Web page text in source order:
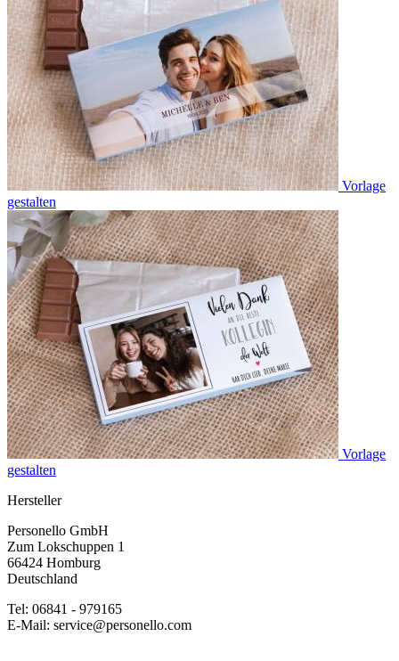
Vorlage
gestalten
Vorlage
gestalten
Hersteller
Personello GmbH
Zum Lokschuppen 1
66424 Homburg
Deutschland
Tel: 06841 - 979165
E-Mail: service@personello.com